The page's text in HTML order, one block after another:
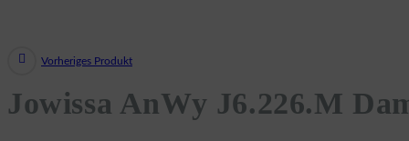
Vorheriges Produkt
Jowissa AnWy J6.226.M